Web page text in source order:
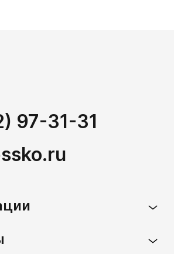
97-31-31